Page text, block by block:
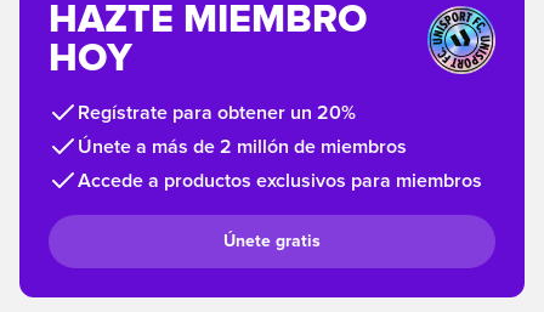
HAZTE MIEMBRO
HOY
Regístrate para obtener un 20%
Únete a más de 2 millón de miembros
Accede a productos exclusivos para miembros
Únete gratis